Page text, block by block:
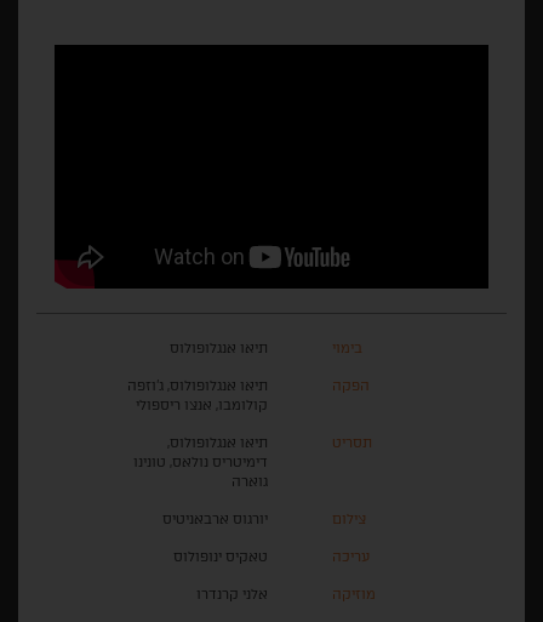
בימוי תיאו אנגלופולוס
הפקה
תיאו אנגלופולוס, ג'וזפה
קולומבו, אנצו ריספולי
תסריט
תיאו אנגלופולוס,
דימיטריס נולאס, טונינו
גוארה
צילום יורגוס ארבאניטיס
עריכה טאקיס ינופולוס
מוזיקה אלני קרנדרו